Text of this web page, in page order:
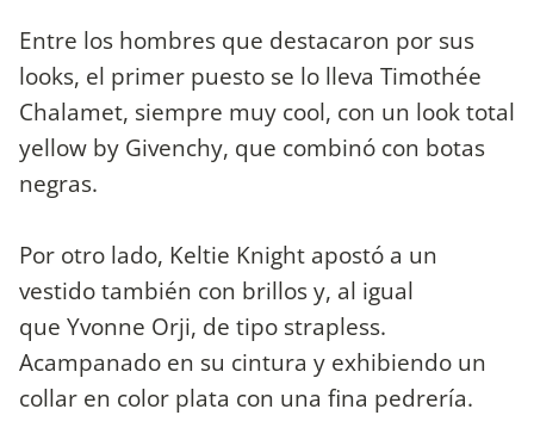
Entre los hombres que destacaron por sus
looks, el primer puesto se lo lleva Timothée
Chalamet, siempre muy cool, con un look total
yellow by Givenchy, que combinó con botas
negras.
Por otro lado, Keltie Knight apostó a un
vestido también con brillos y, al igual
que Yvonne Orji, de tipo strapless.
Acampanado en su cintura y exhibiendo un
collar en color plata con una fina pedrería.